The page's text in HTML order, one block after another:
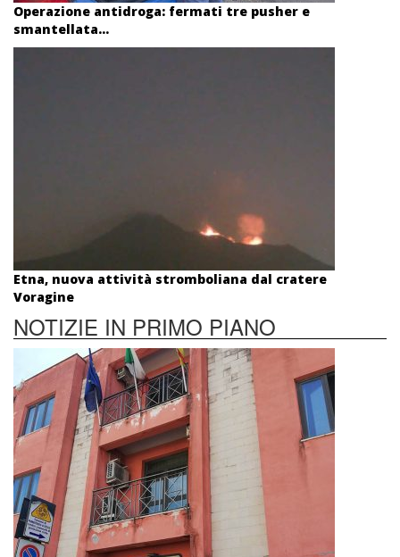
Operazione antidroga: fermati tre pusher e
smantellata...
Etna, nuova attività stromboliana dal cratere
Voragine
NOTIZIE IN PRIMO PIANO